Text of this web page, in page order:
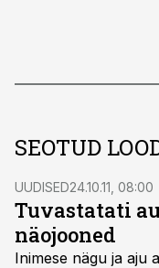
SEOTUD
UUDISED24.10.11, 08:00
Tuvastatati
näojooned
Inimese nägu ja aju